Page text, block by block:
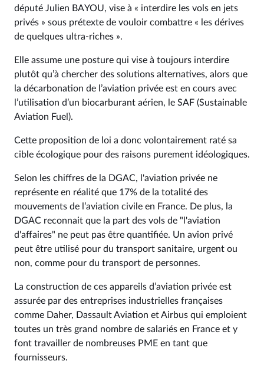
député Julien BAYOU, vise à « interdire les vols en jets
privés » sous prétexte de vouloir combattre « les dérives
de quelques ultra-riches ».
Elle assume une posture qui vise à toujours interdire
plutôt qu’à chercher des solutions alternatives, alors que
la décarbonation de l’aviation privée est en cours avec
l’utilisation d’un biocarburant aérien, le SAF (Sustainable
Aviation Fuel).
Cette proposition de loi a donc volontairement raté sa
cible écologique pour des raisons purement idéologiques.
Selon les chiffres de la DGAC, l'aviation privée ne
représente en réalité que 17% de la totalité des
mouvements de l’aviation civile en France. De plus, la
DGAC reconnait que la part des vols de "l'aviation
d'affaires" ne peut pas être quantifiée. Un avion privé
peut être utilisé pour du transport sanitaire, urgent ou
non, comme pour du transport de personnes.
La construction de ces appareils d’aviation privée est
assurée par des entreprises industrielles françaises
comme Daher, Dassault Aviation et Airbus qui emploient
toutes un très grand nombre de salariés en France et y
font travailler de nombreuses PME en tant que
fournisseurs.